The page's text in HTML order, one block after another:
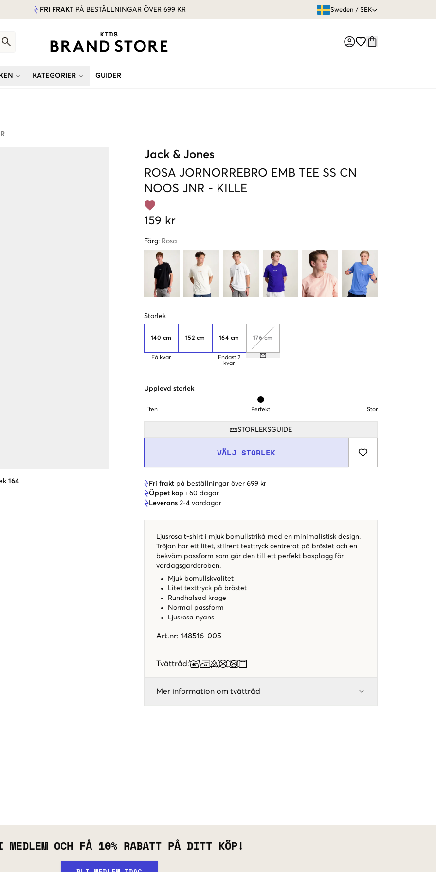
FRI FRAKT PÅ BESTÄLLNINGAR ÖVER 699 KR Sweden / SEK
KATEGORIER GUIDER
164
Jack & Jones
ROSA JORNORREBRO EMB TEE SS CN
NOOS JNR - KILLE
159 kr
Färg: Rosa
Storlek
140 cm
Få kvar
152 cm 164 cm
Endast 2
kvar
176 cm
Upplevd storlek
Liten Perfekt Stor
STORLEKSGUIDE
VÄLJ STORLEK
Fri frakt på beställningar över 699 kr
Öppet köp i 60 dagar
Leverans 2-4 vardagar
Ljusrosa t-shirt i mjuk bomullstrikå med en minimalistisk design.
Tröjan har ett litet, stilrent texttryck centrerat på bröstet och en
bekväm passform som gör den till ett perfekt basplagg för
vardagsgarderoben.
Mjuk bomullskvalitet
Litet texttryck på bröstet
Rundhalsad krage
Normal passform
Ljusrosa nyans
Art.nr: 148516-005
Tvättråd:
Mer information om tvättråd
MEDLEM OCH FÅ 10% RABATT PÅ DITT KÖP!